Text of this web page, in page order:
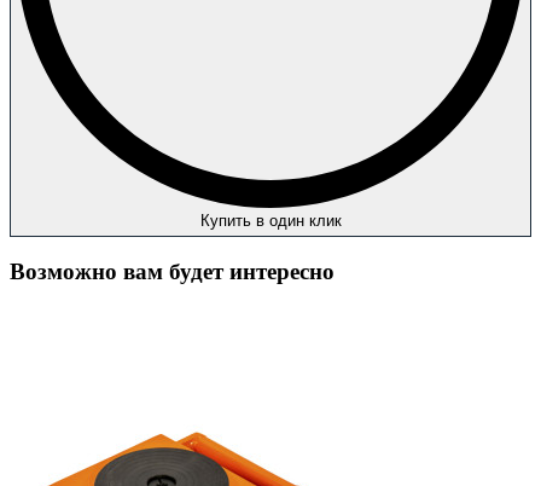
Купить в один клик
Возможно вам будет интересно